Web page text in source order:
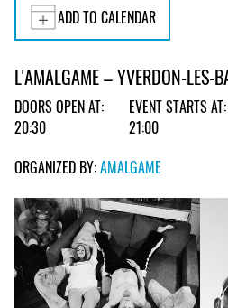
ADD TO CALENDAR
L'AMALGAME – YVERDON-LES-
DOORS OPEN AT:
20:30
EVENT STARTS AT:
21:00
ORGANIZED BY:AMALGAME